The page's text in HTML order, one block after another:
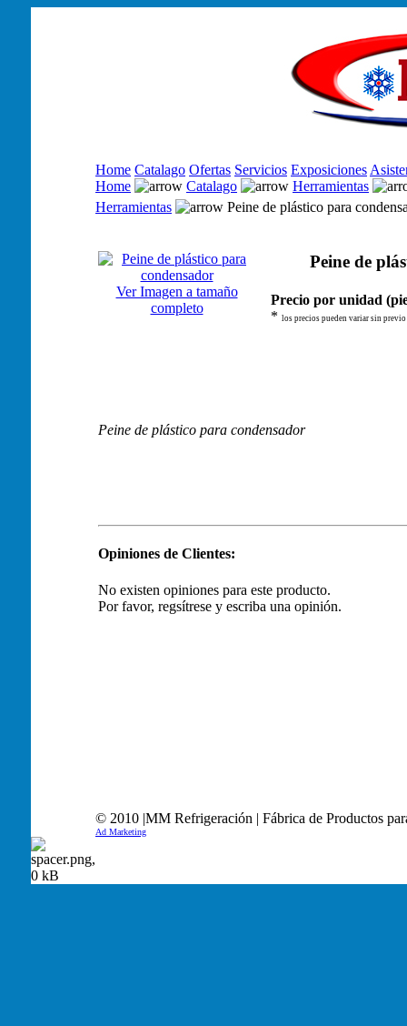
Home Catalago Ofertas Servicios Exposiciones
Home
Catalago
Herramientas
Herramientas
Peine de plástico para
Ver Imagen a tamaño
completo
Peine de
Precio por unidad
* los precios pueden variar sin
Peine de plástico para condensador
Opiniones de Clientes:
No existen opiniones para este producto.
Por favor, regsítrese y escriba una opinión.
© 2010 |MM Refrigeración | Fábrica de Productos
Ad Marketing